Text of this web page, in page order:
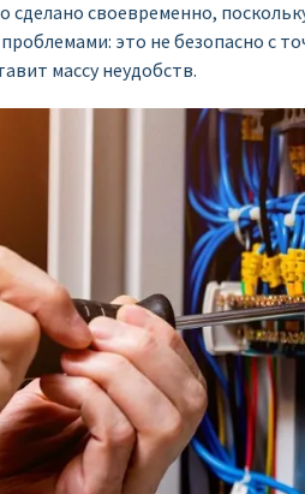
сделано своевременно,
это не безопасно с
массу неудобств.